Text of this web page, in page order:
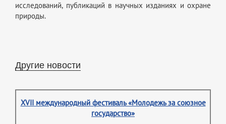
исследований, публикаций в научных изданиях и охране
природы.
Другие новости
XVII международный фестиваль «Молодежь за союзное
государство»